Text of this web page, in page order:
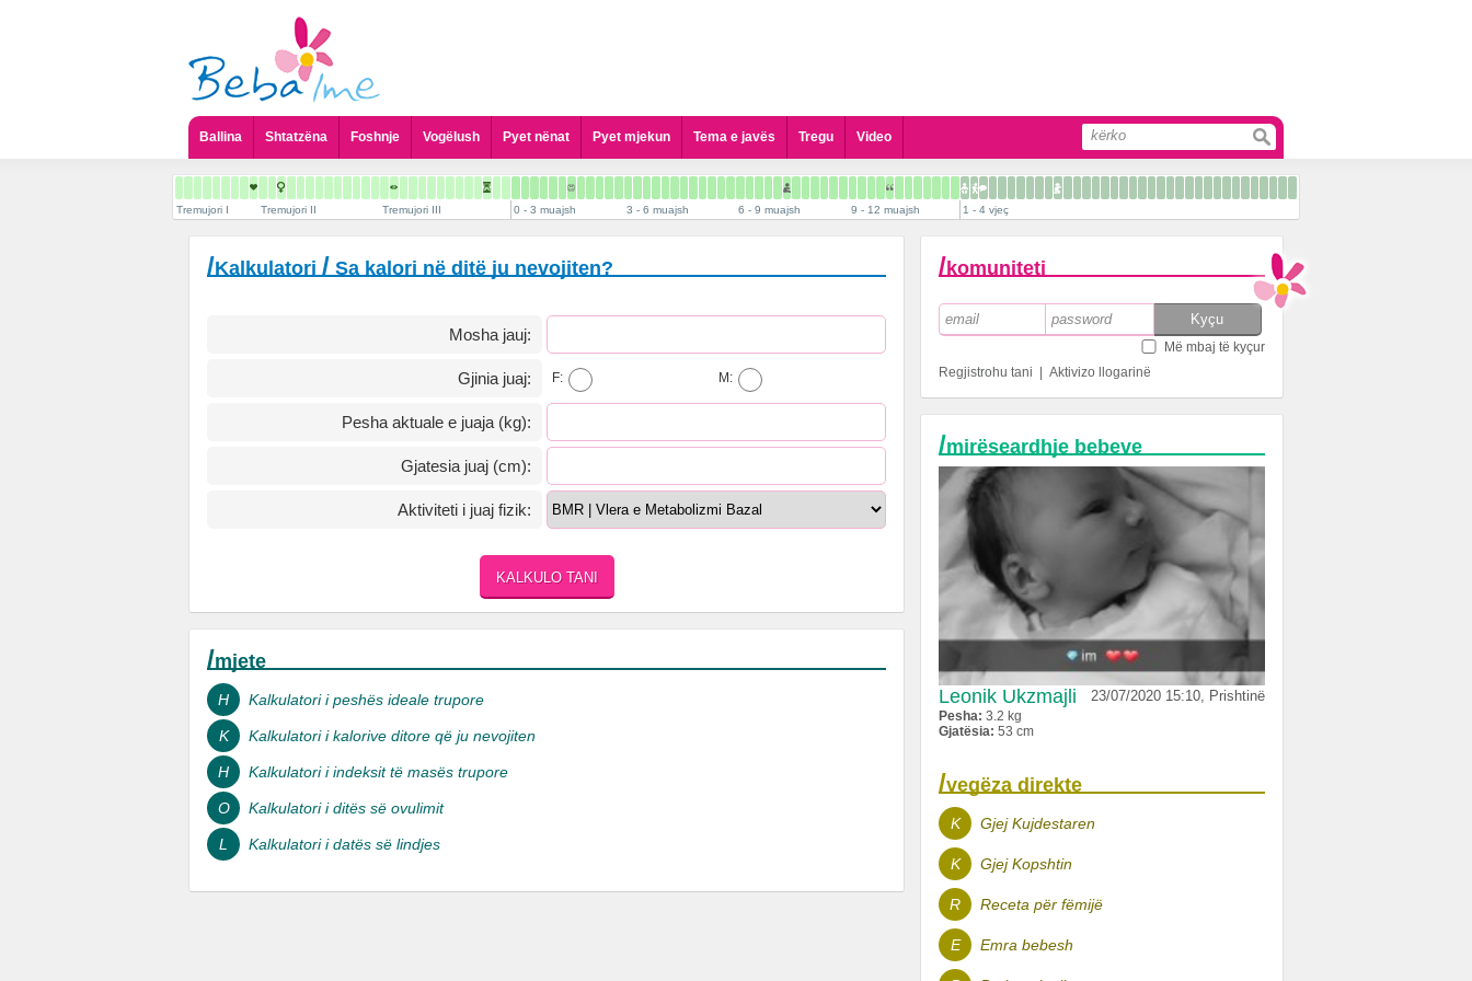
Ballina Shtatzëna Foshnje Vogëlush Pyet nënat Pyet mjekun
Pyet Gjinekologun
Pyet Pediatrin
Pyet Alergologen
Pyet Kardiologun
Tema e javës Tregu Video
Tremujori I Tremujori II Tremujori III 0 - 3 muajsh 3 - 6 muajsh 6 - 9 muajsh 9 - 12 muajsh 1 - 4 vjeç
/Kalkulatori / Sa kalori në ditë ju nevojiten?
Mosha jauj:
Gjinia juaj: F: M:
Pesha aktuale e juaja (kg):
Gjatesia juaj (cm):
Aktiviteti i juaj fizik:
/mjete
H Kalkulatori i peshës ideale trupore
K Kalkulatori i kalorive ditore që ju nevojiten
H Kalkulatori i indeksit të masës trupore
O Kalkulatori i ditës së ovulimit
L Kalkulatori i datës së lindjes
/komuniteti
Më mbaj të kyçur
Regjistrohu tani
Aktivizo llogarinë
/mirëseardhje bebeve
Leonik Ukzmajli 23/07/2020 15:10, Prishtinë
Pesha: 3.2 kg
Gjatësia: 53 cm
/vegëza direkte
K Gjej Kujdestaren
K Gjej Kopshtin
R Receta për fëmijë
E Emra bebesh